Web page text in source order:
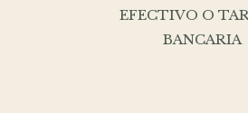
EFECTIVO O
BANCARIA